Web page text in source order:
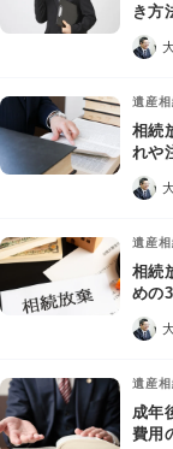
き方
遺産相
相続
れや
遺産相
相続
めの
遺産相
成年
費用